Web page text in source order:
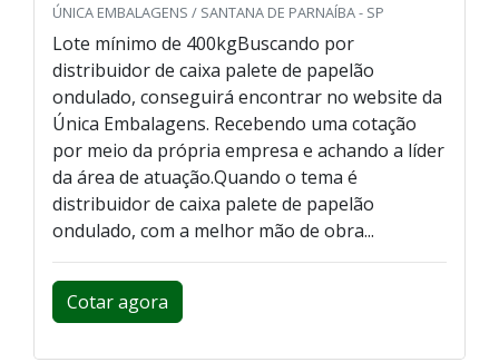
ÚNICA EMBALAGENS / SANTANA DE PARNAÍBA - SP
Lote mínimo de 400kgBuscando por
distribuidor de caixa palete de papelão
ondulado, conseguirá encontrar no website da
Única Embalagens. Recebendo uma cotação
por meio da própria empresa e achando a líder
da área de atuação.Quando o tema é
distribuidor de caixa palete de papelão
ondulado, com a melhor mão de obra...
Cotar agora